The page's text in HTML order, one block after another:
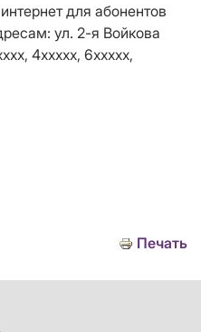
для абонентов
ул. 2-я Войкова
4ххххх, 6ххххх,
Печать